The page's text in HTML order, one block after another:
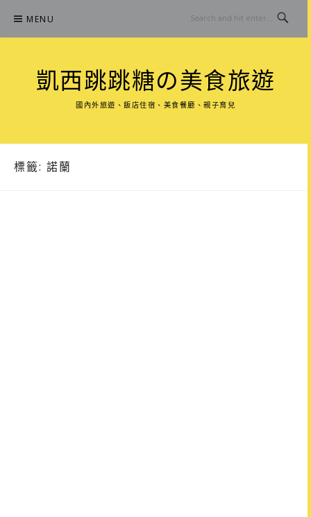
content
MENU
凱西跳跳糖の美食旅遊
國內外旅遊、飯店住宿、美食餐廳、親子育兒
標籤: 諾蘭